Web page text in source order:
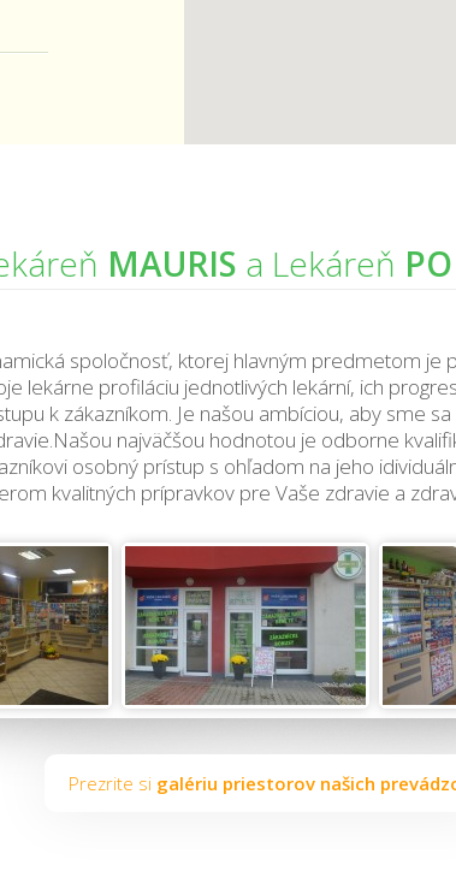
MAURIS a Lekáreň
spoločnosť, ktorej hlavným predmetom je
lekárne profiláciu jednotlivých lekární, ich
k zákazníkom. Je našou ambíciou, aby sme
najväčšou hodnotou je odborne
osobný prístup s ohľadom na jeho
kvalitných prípravkov pre Vaše zdravie a
Prezrite si galériu priestorov našich